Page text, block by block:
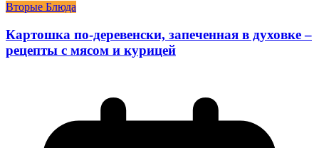
Вторые Блюда
Картошка по-деревенски, запеченная в духовке –
рецепты с мясом и курицей